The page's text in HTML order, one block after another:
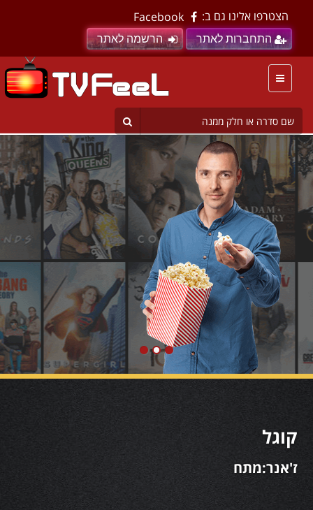
הצטרפו אלינו גם ב: Facebook
התחברות לאתר הרשמה לאתר
קוגל
ז'אנר:מתח